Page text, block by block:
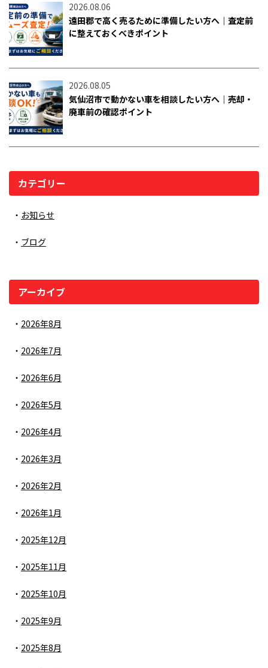
2026.08.06
遠田郡で高く売るために準備したい方へ｜査定前
に整えておくべきポイント
2026.08.05
気仙沼市で動かない車を相談したい方へ｜売却・
廃車前の確認ポイント
カテゴリー
お知らせ
ブログ
アーカイブ
2026年8月
2026年7月
2026年6月
2026年5月
2026年4月
2026年3月
2026年2月
2026年1月
2025年12月
2025年11月
2025年10月
2025年9月
2025年8月